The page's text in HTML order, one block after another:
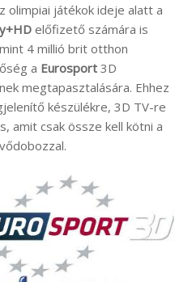
olimpiai játékok ideje alatt a
előfizető számára is
4 millió brit otthon
a Eurosport 3D
megtapasztalására. Ehhez
készülékre, 3D TV-re
amit csak össze kell kötni a